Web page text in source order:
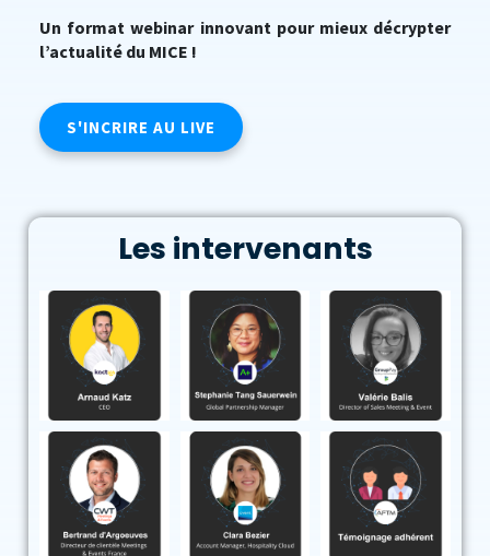
Un format webinar innovant pour mieux décrypter
l’actualité du MICE !
S'INCRIRE AU LIVE
Les intervenants